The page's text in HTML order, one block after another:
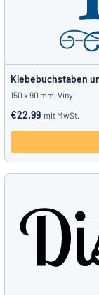
Klebebuchstaben
150 x 90 mm, Vinyl
€22.99 mit MwSt.